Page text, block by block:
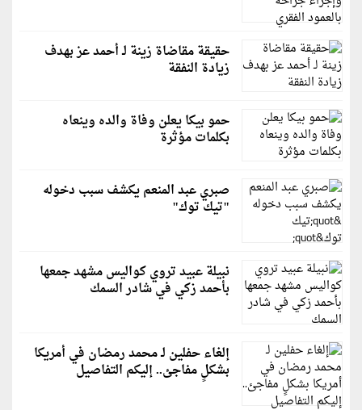
حقيقة مقاضاة زينة لـ أحمد عز بهدف
زيادة النفقة
حمو بيكا يعلن وفاة والده وينعاه
بكلمات مؤثرة
صبري عبد المنعم يكشف سبب دخوله
"تيك توك"
نبيلة عبيد تروي كواليس مشهد جمعها
بأحمد زكي في شادر السمك
إلغاء حفلين لـ محمد رمضان في أمريكا
بشكلٍ مفاجئ.. إليكم التفاصيل